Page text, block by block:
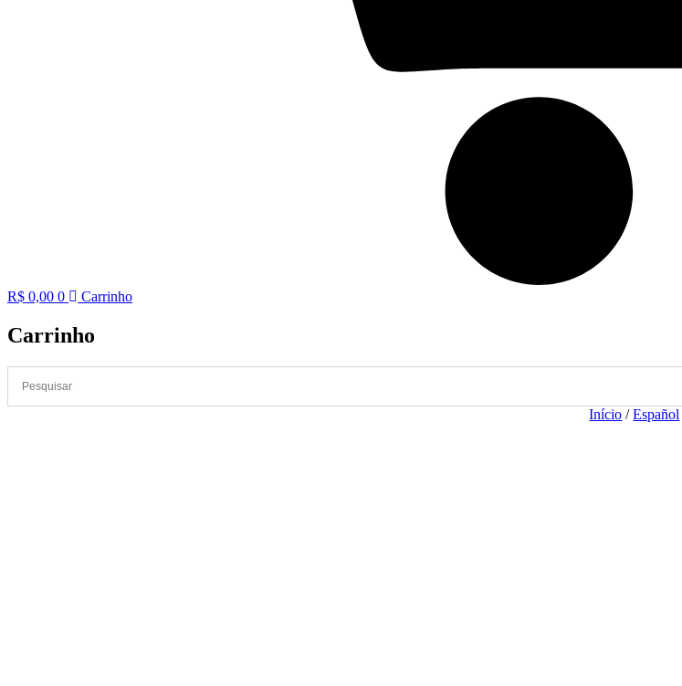
R$ 0,00 0 Carrinho
Carrinho
Início /Español